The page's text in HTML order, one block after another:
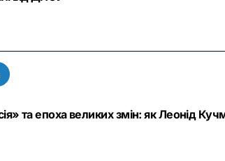
та епоха великих змін: як Леонід